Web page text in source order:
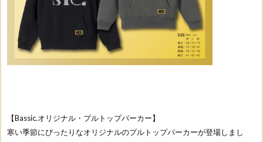
【Bassic.オリジナル・プルトップパーカー】
寒い季節にぴったりなオリジナルのプルトップパーカーが登場しまし